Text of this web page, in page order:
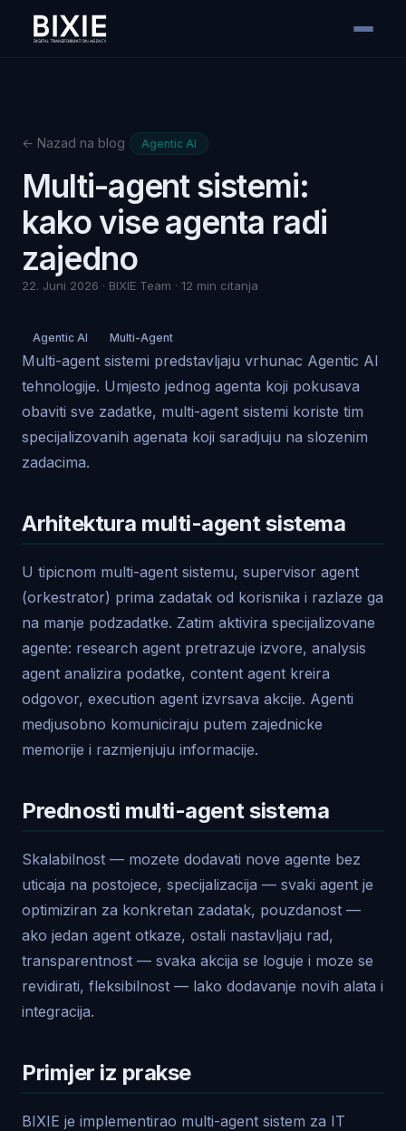
← Nazad na blog Agentic AI
Multi-agent sistemi:
kako vise agenta radi
zajedno
22. Juni 2026 · BIXIE Team · 12 min citanja
Agentic AI Multi-Agent
Multi-agent sistemi predstavljaju vrhunac Agentic AI
tehnologije. Umjesto jednog agenta koji pokusava
obaviti sve zadatke, multi-agent sistemi koriste tim
specijalizovanih agenata koji saradjuju na slozenim
zadacima.
Arhitektura multi-agent sistema
U tipicnom multi-agent sistemu, supervisor agent
(orkestrator) prima zadatak od korisnika i razlaze ga
na manje podzadatke. Zatim aktivira specijalizovane
agente: research agent pretrazuje izvore, analysis
agent analizira podatke, content agent kreira
odgovor, execution agent izvrsava akcije. Agenti
medjusobno komuniciraju putem zajednicke
memorije i razmjenjuju informacije.
Prednosti multi-agent sistema
Skalabilnost — mozete dodavati nove agente bez
uticaja na postojece, specijalizacija — svaki agent je
optimiziran za konkretan zadatak, pouzdanost —
ako jedan agent otkaze, ostali nastavljaju rad,
transparentnost — svaka akcija se loguje i moze se
revidirati, fleksibilnost — lako dodavanje novih alata i
integracija.
Primjer iz prakse
BIXIE je implementirao multi-agent sistem za IT